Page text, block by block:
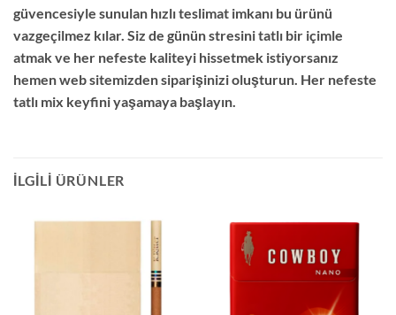
güvencesiyle sunulan hızlı teslimat imkanı bu ürünü
vazgeçilmez kılar. Siz de günün stresini tatlı bir içimle
atmak ve her nefeste kaliteyi hissetmek istiyorsanız
hemen web sitemizden siparişinizi oluşturun. Her nefeste
tatlı mix keyfini yaşamaya başlayın.
İLGILI ÜRÜNLER